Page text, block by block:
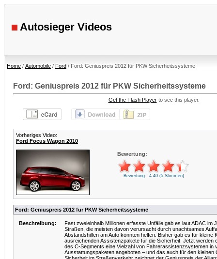
Autosieger Videos
Home / Automobile / Ford / Ford: Geniuspreis 2012 für PKW Sicherheitssysteme
Ford: Geniuspreis 2012 für PKW Sicherheitssysteme
Get the Flash Playerto see this player.
Vorheriges Video:
Ford Focus Wagon 2010
Bewertung:
Bewertung: 4.40 (5 Stimmen)
Ford: Geniuspreis 2012 für PKW Sicherheitssysteme
Beschreibung:
Fast zweieinhalb Millionen erfasste Unfälle gab es laut ADAC im
Straßen, die meisten davon verursacht durch unachtsames
Abstandshilfen am Auto könnten helfen. Bisher gab es für kleine
ausreichenden Assistenzpakete für die Sicherheit. Jetzt werden
des C-Segments eine Vielzahl von Fahrerassistenzsystemen in
Ausstattungspaketen angeboten – und das auch für den kleinen